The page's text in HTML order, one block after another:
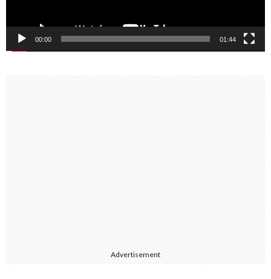
00:00 01:44
Advertisement